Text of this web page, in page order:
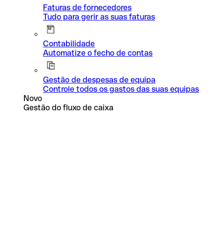
Faturas de fornecedores
Tudo para gerir as suas faturas
Contabilidade
Automatize o fecho de contas
Gestão de despesas de equipa
Controle todos os gastos das suas equipas
Novo
Gestão do fluxo de caixa